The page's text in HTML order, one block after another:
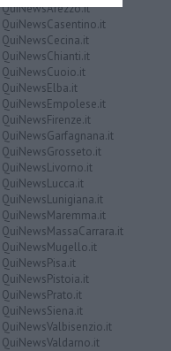
QuiNewsArezzo.it
QuiNewsCasentino.it
QuiNewsCecina.it
QuiNewsChianti.it
QuiNewsCuoio.it
QuiNewsElba.it
QuiNewsEmpolese.it
QuiNewsFirenze.it
QuiNewsGarfagnana.it
QuiNewsGrosseto.it
QuiNewsLivorno.it
QuiNewsLucca.it
QuiNewsLunigiana.it
QuiNewsMaremma.it
QuiNewsMassaCarrara.it
QuiNewsMugello.it
QuiNewsPisa.it
QuiNewsPistoia.it
QuiNewsPrato.it
QuiNewsSiena.it
QuiNewsValbisenzio.it
QuiNewsValdarno.it